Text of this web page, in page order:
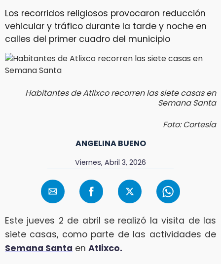
Los recorridos religiosos provocaron reducción
vehicular y tráfico durante la tarde y noche en
calles del primer cuadro del municipio
Habitantes de Atlixco recorren las siete casas en
Semana Santa
Foto: Cortesía
ANGELINA BUENO
Viernes, Abril 3, 2026
Este jueves 2 de abril se realizó la visita de las
siete casas, como parte de las actividades de
Semana Santa en Atlixco.